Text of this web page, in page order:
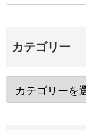
カテゴリー